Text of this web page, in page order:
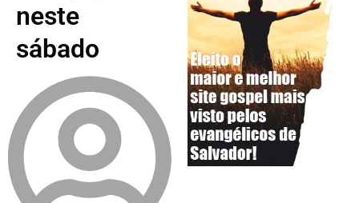
neste
sábado